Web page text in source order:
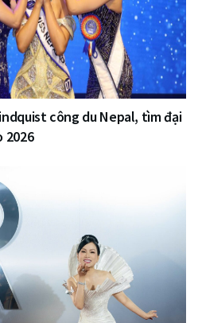
công du Nepal, tìm đại
2026